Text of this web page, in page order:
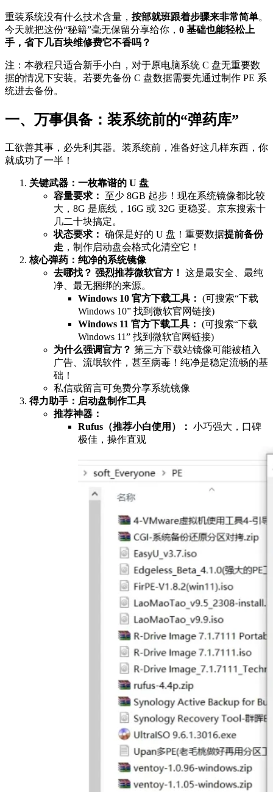
重装系统没有什么技术含量， 按部就班跟着步骤来非常简单。
今天就把这份“秘籍”毫无保留分享给你， 0 基础也能轻松上
手，省下几百块维修费它不香吗？
注：本教程只适合新手小白，对于原电脑系统 C 盘无重要数
据的情况下安装。若要先备份 C 盘数据需要先通过制作 PE 系
统进去备份。
一、万事俱备：装系统前的“弹药库”
工欲善其事，必先利其器。装系统前，准备好这几样东西，你
就成功了一半！
关键武器：一枚靠谱的 U 盘
容量要求： 至少 8GB 起步！现在系统镜像都比较
大，8G 是底线，16G 或 32G 更稳妥。京东搜索十
几二十块搞定。
状态要求： 确保是好的 U 盘！重要数据提前备份
走 ，制作启动盘会格式化清空它！
核心弹药：纯净的系统镜像
去哪找？ 强烈推荐微软官方！ 这是最安全、最纯
净、最无捆绑的来源。
Windows 10 官方下载工具： (可搜索“下载
Windows 10” 找到微软官网链接)
Windows 11 官方下载工具： (可搜索“下载
Windows 11” 找到微软官网链接)
为什么强调官方？ 第三方下载站镜像可能被植入
广告、流氓软件，甚至病毒！纯净是稳定流畅的基
础！
私信或留言可免费分享系统镜像
得力助手：启动盘制作工具
推荐神器：
Rufus（推荐小白使用）： 小巧强大，口碑
极佳，操作直观